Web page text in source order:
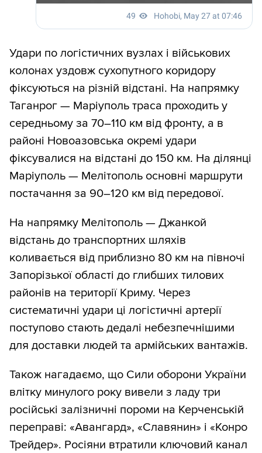
Удари по логістичних вузлах і військових
колонах уздовж сухопутного коридору
фіксуються на різній відстані. На напрямку
Таганрог — Маріуполь траса проходить у
середньому за 70–110 км від фронту, а в
районі Новоазовська окремі удари
фіксувалися на відстані до 150 км. На ділянці
Маріуполь — Мелітополь основні маршрути
постачання за 90–120 км від передової.
На напрямку Мелітополь — Джанкой
відстань до транспортних шляхів
коливається від приблизно 80 км на півночі
Запорізької області до глибших тилових
районів на території Криму. Через
систематичні удари ці логістичні артерії
поступово стають дедалі небезпечнішими
для доставки людей та армійських вантажів.
Також нагадаємо, що Сили оборони України
влітку минулого року вивели з ладу три
російські залізничні пороми на Керченській
переправі: «Авангард», «Славянин» і «Конро
Трейдер». Росіяни втратили ключовий канал